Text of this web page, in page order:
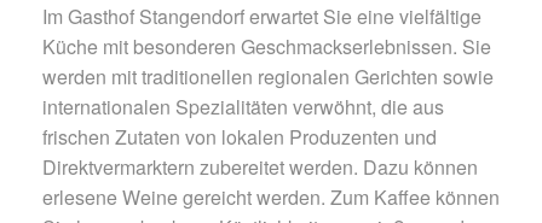
Im Gasthof Stangendorf erwartet Sie eine vielfältige
Küche mit besonderen Geschmackserlebnissen. Sie
werden mit traditionellen regionalen Gerichten sowie
internationalen Spezialitäten verwöhnt, die aus
frischen Zutaten von lokalen Produzenten und
Direktvermarktern zubereitet werden. Dazu können
erlesene Weine gereicht werden. Zum Kaffee können